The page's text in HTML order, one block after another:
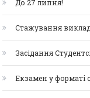
До 27 липня!
Стажування
Засідання
Екзамен у форматі